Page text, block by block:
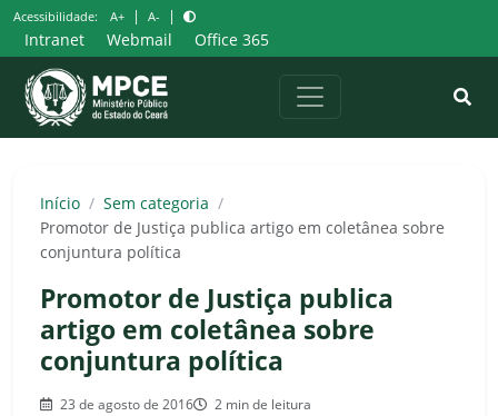
Pular
para
o
conteúdo
Acessibilidade: A+ | A- |
Intranet Webmail Office 365
Início / Sem categoria /
Promotor de Justiça publica artigo em coletânea sobre
conjuntura política
Promotor de Justiça publica
artigo em coletânea sobre
conjuntura política
23 de agosto de 2016 2 min de leitura